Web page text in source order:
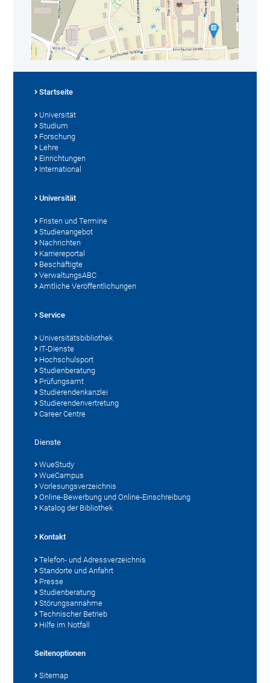
Startseite
Universität
Studium
Forschung
Lehre
Einrichtungen
International
Universität
Fristen und Termine
Studienangebot
Nachrichten
Karriereportal
Beschäftigte
VerwaltungsABC
Amtliche Veröffentlichungen
Service
Universitätsbibliothek
IT-Dienste
Hochschulsport
Studienberatung
Prüfungsamt
Studierendenkanzlei
Studierendenvertretung
Career Centre
Dienste
WueStudy
WueCampus
Vorlesungsverzeichnis
Online-Bewerbung und Online-Einschreibung
Katalog der Bibliothek
Kontakt
Telefon- und Adressverzeichnis
Standorte und Anfahrt
Presse
Studienberatung
Störungsannahme
Technischer Betrieb
Hilfe im Notfall
Seitenoptionen
Sitemap